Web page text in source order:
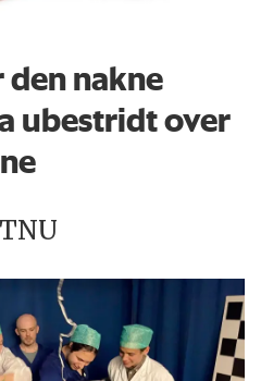
nakne
ubestridt over